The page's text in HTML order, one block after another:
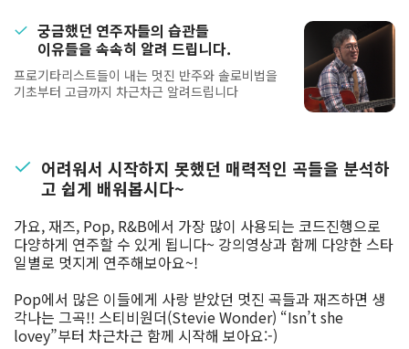
궁금했던 연주자들의 습관들
이유들을 속속히 알려 드립니다.
프로기타리스트들이 내는 멋진 반주와 솔로비법을
기초부터 고급까지 차근차근 알려드립니다
어려워서 시작하지 못했던 매력적인 곡들을 분석하
고 쉽게 배워봅시다~
가요, 재즈, Pop, R&B에서 가장 많이 사용되는 코드진행으로
다양하게 연주할 수 있게 됩니다~ 강의영상과 함께 다양한 스타
일별로 멋지게 연주해보아요~!
Pop에서 많은 이들에게 사랑 받았던 멋진 곡들과 재즈하면 생
각나는 그곡!! 스티비원더(Stevie Wonder) “Isn’t she
lovey”부터 차근차근 함께 시작해 보아요:-)